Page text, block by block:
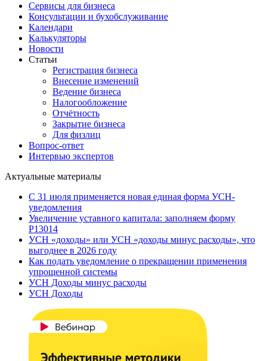
Сервисы для бизнеса
Консультации и бухобслуживание
Календари
Калькуляторы
Новости
Статьи
Регистрация бизнеса
Внесение изменений
Ведение бизнеса
Налогообложение
Отчётность
Закрытие бизнеса
Для физлиц
Вопрос-ответ
Интервью экспертов
Актуальные материалы
С 31 июля применяется новая единая форма УСН-
уведомления
Увеличение уставного капитала: заполняем форму
Р13014
УСН «доходы» или УСН «доходы минус расходы», что
выгоднее в 2026 году
Как подать уведомление о прекращении применения
упрощенной системы
УСН Доходы минус расходы
УСН Доходы